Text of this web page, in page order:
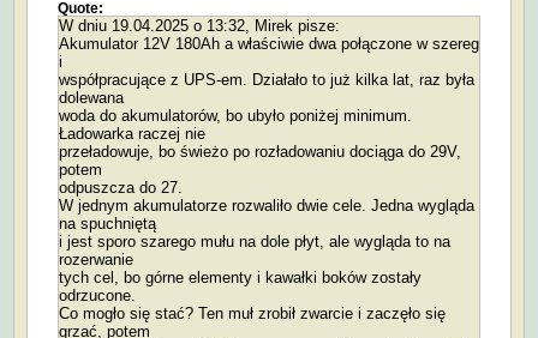
Quote:
W dniu 19.04.2025 o 13:32, Mirek pisze:
Akumulator 12V 180Ah a właściwie dwa połączone w szereg
i
współpracujące z UPS-em. Działało to już kilka lat, raz była
dolewana
woda do akumulatorów, bo ubyło poniżej minimum.
Ładowarka raczej nie
przeładowuje, bo świeżo po rozładowaniu dociąga do 29V,
potem
odpuszcza do 27.
W jednym akumulatorze rozwaliło dwie cele. Jedna wygląda
na spuchniętą
i jest sporo szarego mułu na dole płyt, ale wygląda to na
rozerwanie
tych cel, bo górne elementy i kawałki boków zostały
odrzucone.
Co mogło się stać? Ten muł zrobił zwarcie i zaczęło się
grzać, potem